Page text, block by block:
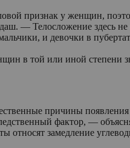
признак у женщин,
— Телосложение здесь не
и девочки в
в той или иной степени
причины
фактор, —
относят замедление